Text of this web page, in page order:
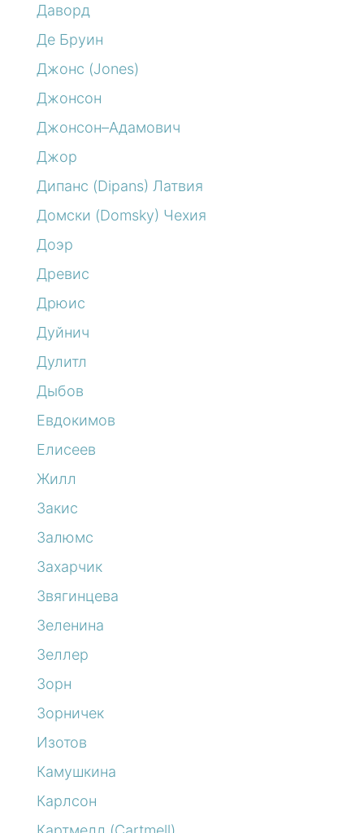
Даворд
Де Бруин
Джонс (Jones)
Джонсон
Джонсон–Адамович
Джор
Дипанс (Dipans) Латвия
Домски (Domsky) Чехия
Доэр
Древис
Дрюис
Дуйнич
Дулитл
Дыбов
Евдокимов
Елисеев
Жилл
Закис
Залюмс
Захарчик
Звягинцева
Зеленина
Зеллер
Зорн
Зорничек
Изотов
Камушкина
Карлсон